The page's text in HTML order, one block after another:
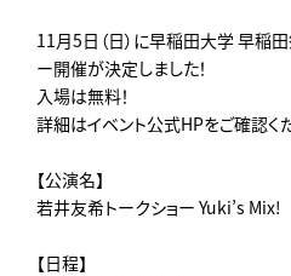
11月5日（日）に早稲田大学 早稲
ー開催が決定しました！
入場は無料！
詳細はイベント公式HPをご確認く
【公演名】
若井友希トークショー Yuki’s Mix!
【日程】